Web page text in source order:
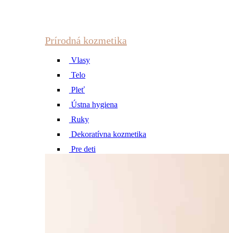
Prírodná kozmetika
Vlasy
Telo
Pleť
Ústna hygiena
Ruky
Dekoratívna kozmetika
Pre deti